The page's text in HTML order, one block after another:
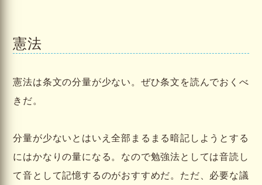
憲法
憲法は条文の分量が少ない。ぜひ条文を読んでおくべ
きだ。
分量が少ないとはいえ全部まるまる暗記しようとする
にはかなりの量になる。なので勉強法としては音読し
て音として記憶するのがおすすめだ。ただ、必要な議